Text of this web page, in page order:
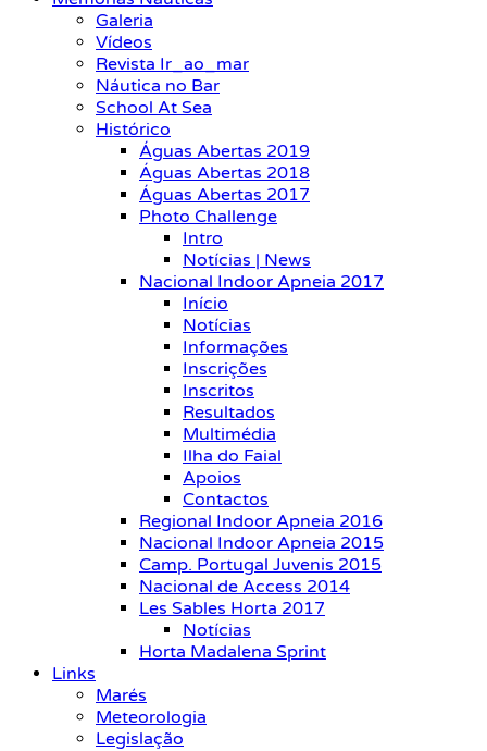
Galeria
Vídeos
Revista Ir_ao_mar
Náutica no Bar
School At Sea
Histórico
Águas Abertas 2019
Águas Abertas 2018
Águas Abertas 2017
Photo Challenge
Intro
Notícias | News
Nacional Indoor Apneia 2017
Início
Notícias
Informações
Inscrições
Inscritos
Resultados
Multimédia
Ilha do Faial
Apoios
Contactos
Regional Indoor Apneia 2016
Nacional Indoor Apneia 2015
Camp. Portugal Juvenis 2015
Nacional de Access 2014
Les Sables Horta 2017
Notícias
Horta Madalena Sprint
Links
Marés
Meteorologia
Legislação